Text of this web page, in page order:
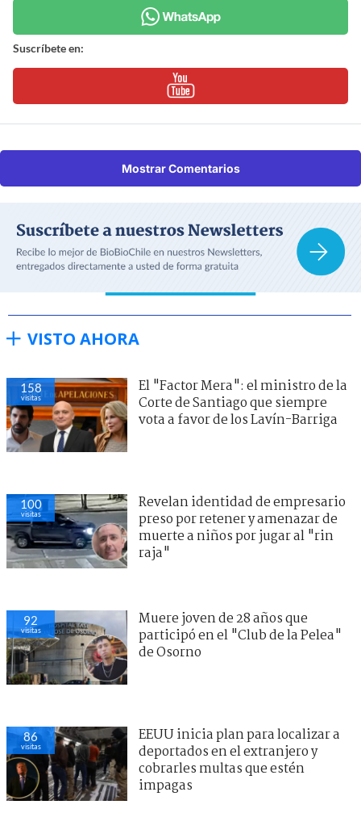
Suscríbete en:
Mostrar Comentarios
VISTO AHORA
158
visitas
El "Factor Mera": el ministro de la
Corte de Santiago que siempre
vota a favor de los Lavín-Barriga
100
visitas
Revelan identidad de empresario
preso por retener y amenazar de
muerte a niños por jugar al "rin
raja"
92
visitas
Muere joven de 28 años que
participó en el "Club de la Pelea"
de Osorno
86
visitas
EEUU inicia plan para localizar a
deportados en el extranjero y
cobrarles multas que estén
impagas